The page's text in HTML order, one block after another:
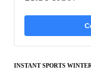
INSTANT SPORTS